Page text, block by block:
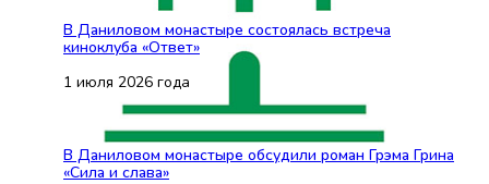
В Даниловом монастыре состоялась встреча
киноклуба «Ответ»
1 июля 2026 года
В Даниловом монастыре обсудили роман Грэма Грина
«Сила и слава»